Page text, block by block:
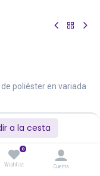
a la cesta
0
Wishlist Cuenta
poliéster en variada